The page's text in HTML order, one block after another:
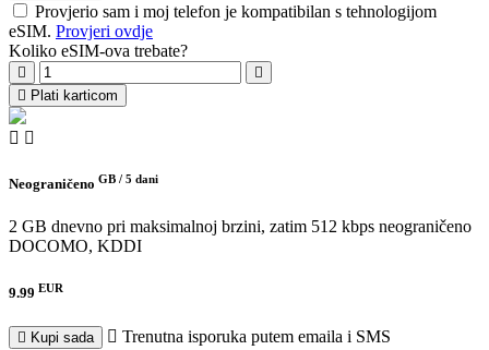
Provjerio sam i moj telefon je kompatibilan s tehnologijom
eSIM. Provjeri ovdje
Koliko eSIM-ova trebate?
Plati karticom
Neograničeno GB / 5 dani
2 GB dnevno pri maksimalnoj brzini, zatim 512 kbps neograničeno
DOCOMO, KDDI
9.99 EUR
Kupi sada
Trenutna isporuka putem emaila i SMS